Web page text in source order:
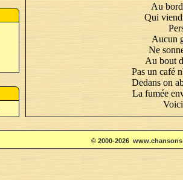
Au
Qui
Aucun
Ne
Au bout
Pas un café
Dedans on
La fumée
POÈME DE
MUSIQUE DE
© 2000-2026